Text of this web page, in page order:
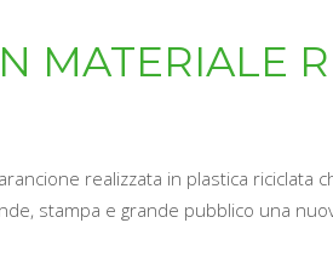
MATERIALE
realizzata in plastica riciclata
stampa e grande pubblico una